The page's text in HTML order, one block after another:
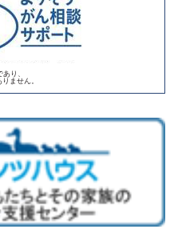
り、
ません。